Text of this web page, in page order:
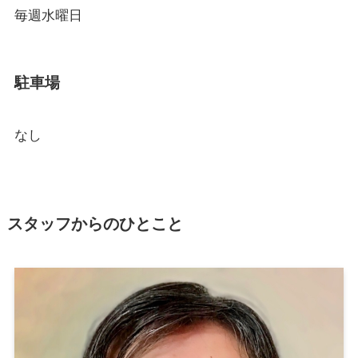
毎週水曜日
駐車場
なし
スタッフからのひとこと